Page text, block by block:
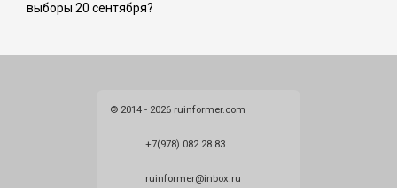
выборы 20 сентября?
© 2014 - 2026 ruinformer.com
+7(978) 082 28 83
ruinformer@inbox.ru